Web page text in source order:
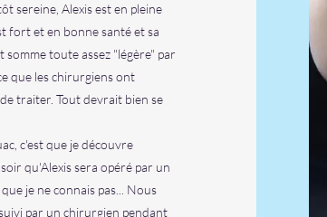
sereine, Alexis est en pleine
fort et en bonne santé et sa
somme toute assez "légère" par
que les chirurgiens ont
traiter. Tout devrait bien se
c'est que je découvre
qu'Alexis sera opéré par un
je ne connais pas... Nous
par un chirurgien pendant